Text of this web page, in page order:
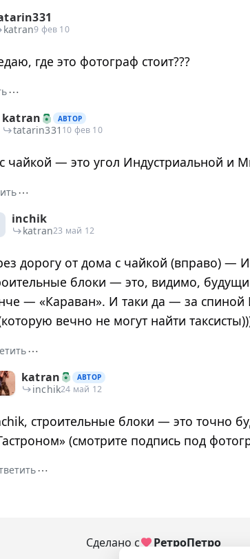
katran9 фев 10
где это фотограф стоит???
⋯
katran
АВТОР
tatarin331 10 фев 10
чайкой — это угол Индустриальной и
⋯
inchik
katran23 май 12
дорогу от дома с чайкой (вправо) —
блоки — это, видимо,
— «Караван». И таки да — за спиной
вечно не могут найти
⋯
katran
АВТОР
inchik24 май 12
строительные блоки — это точно
(смотрите подпись под
⋯
Сделано с РетроПетро